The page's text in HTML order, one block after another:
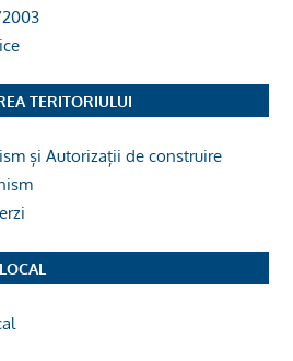
TERITORIULUI
și Autorizații de construire